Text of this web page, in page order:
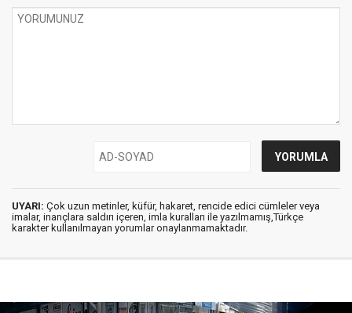
UYARI: Çok uzun metinler, küfür, hakaret, rencide edici cümleler veya
imalar, inançlara saldırı içeren, imla kuralları ile yazılmamış,Türkçe
karakter kullanılmayan yorumlar onaylanmamaktadır.